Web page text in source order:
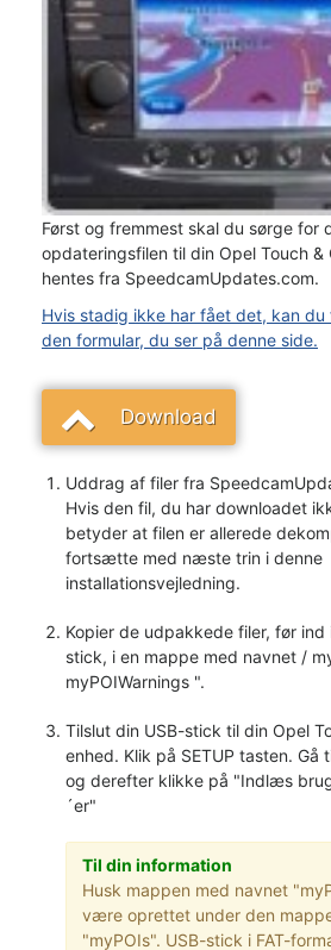
Først og fremmest skal du sørge for
opdateringsfilen til din Opel Touch &
hentes fra SpeedcamUpdates.com.
Hvis stadig ikke har fået det, kan
den formular, du ser på denne side.
Download
Uddrag af filer fra
Hvis den fil, du har downloadet
betyder at filen er allerede
fortsætte med næste trin i denne
installationsvejledning.
Kopier de udpakkede filer, før ind
stick, i en mappe med navnet /
myPOIWarnings ".
Tilslut din USB-stick til din Opel
enhed. Klik på SETUP tasten. Gå
og derefter klikke på "Indlæs
´er"
Til din information
Husk mappen med navnet
være oprettet under den
"myPOIs". USB-stick i FAT-